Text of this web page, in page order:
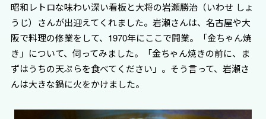
昭和レトロな味わい深い看板と大将の岩瀬勝治（いわせ しょ
うじ）さんが出迎えてくれました。岩瀬さんは、名古屋や大
阪で料理の修業をして、1970年にここで開業。「金ちゃん焼
き」について、伺ってみました。「金ちゃん焼きの前に、ま
ずはうちの天ぷらを食べてください」。そう言って、岩瀬さ
んは大きな鍋に火をかけました。